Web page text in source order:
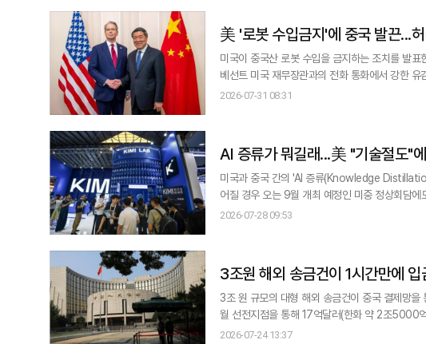
美 '로봇 수입금지'에 중국 발끈...
미국이 중국산 로봇 수입을 금지하는 조치를 발
베선트 미국 재무장관과의 전화 통화에서 강한 유감을 표명했다. 31일 중국 관영 신화통신에
베선트 장관과 전화 통화를 갖고 최근 미·중 경제
2026-07-31 08:31
AI 증류가 뭐길래...美 "기술절도"
미국과 중국 간의 'AI 증류(Knowledge
어질 경우 오는 9월 개최 예정인 미중 정상회담에도 영향을 미
인 문샷AI가 지난 17일 대형 모델(LLM)인 키미3
2026-07-28 09:53
3조원 해외 송금건이 1시간만에
3조 원 규모의 대형 해외 송금건이 중국 결제망을 통해 1시간 만에 입금
월 선전지점을 통해 17억달러(한화 약 2조5000
통해 처리했다고 홍콩 SCMP가 24일 전했다. 또
2026-07-24 13:37